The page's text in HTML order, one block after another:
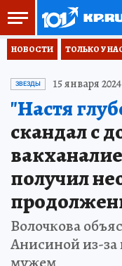
НОВОСТИ ТОЛЬКО У
ЗВЕЗДЫ 15 января
"Настя
скандал с
получил
Волочкова
Анисиной из-за